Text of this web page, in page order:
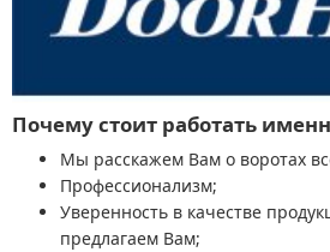
Почему стоит работать
Мы расскажем Вам о воротах
Профессионализм;
Уверенность в качестве
предлагаем Вам;